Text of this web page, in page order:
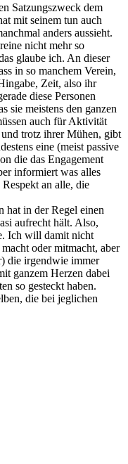
Satzungszweck dem
mit seinem tun auch
anders aussieht.
nicht mehr so
glaube ich. An dieser
in so manchem Verein,
Zeit, also ihr
diese Personen
sie meistens den ganzen
auch für Aktivität
trotz ihrer Mühen, gibt
eine (meist passive
die das Engagement
informiert was alles
an alle, die
hat in der Regel einen
aufrecht hält. Also,
Ich will damit nicht
oder mitmacht, aber
die irgendwie immer
ganzem Herzen dabei
so gesteckt haben.
die bei jeglichen